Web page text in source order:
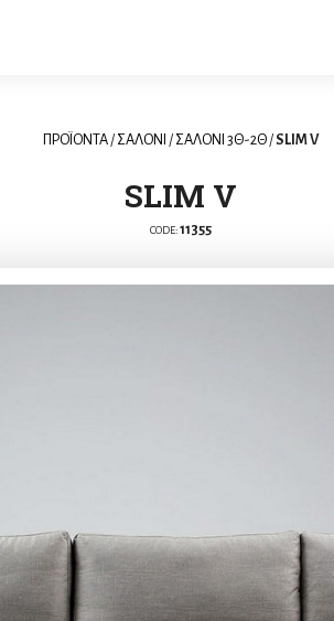
ΠΡΟΪΟΝΤΑ / ΣΑΛΟΝΙ / ΣΑΛΟΝΙ 3Θ-2Θ /SLIM V
SLIM V
CODE:11355